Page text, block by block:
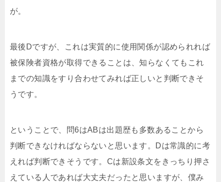
が。
最後Dですが、これは実質的に使用関係が認められれば
被保険者資格が取得できることは、知らなくてもこれ
までの知識をすり合わせてみれば正しいと判断できそ
うです。
ということで、問6はABは出題歴も多数あることから
判断できなければならないと思います。Dは常識的に考
えれば判断できそうです。Cは新設条文をきっちり押さ
えている人であれば大丈夫だったと思いますが、僕み